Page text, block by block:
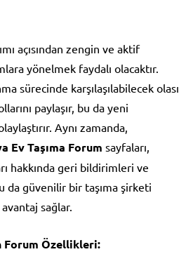
açısından zengin ve aktif
yönelmek faydalı olacaktır.
sürecinde karşılaşılabilecek olası
paylaşır, bu da yeni
Aynı zamanda,
Ev Taşıma Forum sayfaları,
hakkında geri bildirimleri ve
da güvenilir bir taşıma şirketi
sağlar.
Forum Özellikleri: